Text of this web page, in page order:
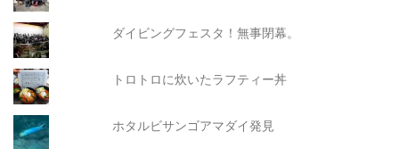
ダイビングフェスタ！無事閉幕。
トロトロに炊いたラフティー丼
ホタルビサンゴアマダイ発見